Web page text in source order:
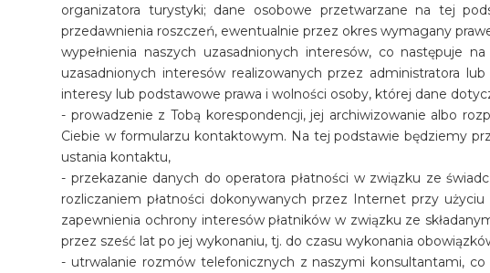
organizatora turystyki; dane osobowe przetwarzane na tej
przedawnienia roszczeń, ewentualnie przez okres wymagany
wypełnienia naszych uzasadnionych interesów, co następuje
uzasadnionych interesów realizowanych przez administratora
interesy lub podstawowe prawa i wolności osoby, której dane
- prowadzenie z Tobą korespondencji, jej archiwizowanie albo
Ciebie w formularzu kontaktowym. Na tej podstawie będziemy
ustania kontaktu,
- przekazanie danych do operatora płatności w związku ze
rozliczaniem płatności dokonywanych przez Internet przy
zapewnienia ochrony interesów płatników w związku ze
przez sześć lat po jej wykonaniu, tj. do czasu wykonania
- utrwalanie rozmów telefonicznych z naszymi konsultantami,